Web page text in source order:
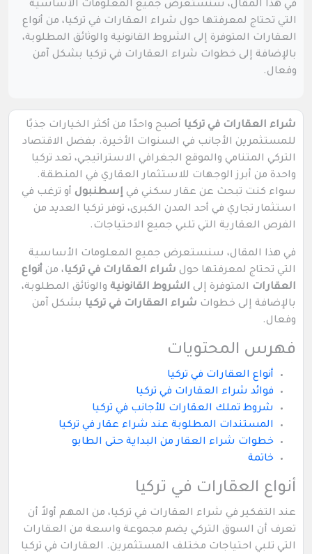
في هذا المقال، سنستعرض جميع المعلومات الأساسية
التي تحتاج لمعرفتها حول شراء العقارات في تركيا، من أنواع
العقارات المتوفرة إلى الشروط القانونية والوثائق المطلوبة،
بالإضافة إلى خطوات شراء العقارات في تركيا بشكل آمن
وفعال.
شراء العقارات في تركيا أصبح واحدًا من أكثر الخيارات جذبًا
للمستثمرين الأجانب في السنوات الأخيرة. بفضل الاقتصاد
التركي المتنامي والموقع الجغرافي الاستراتيجي، تعد تركيا
واحدة من أبرز الوجهات للاستثمار العقاري في المنطقة.
سواء كنت تبحث عن عقار سكني في إسطنبول أو ترغب في
استثمار تجاري في أحد المدن الكبرى، توفر تركيا العديد من
الفرص العقارية التي تلبي جميع الاحتياجات.
في هذا المقال، سنستعرض جميع المعلومات الأساسية
التي تحتاج لمعرفتها حول شراء العقارات في تركيا، من أنواع
العقارات المتوفرة إلى الشروط القانونية والوثائق المطلوبة،
بالإضافة إلى خطوات شراء العقارات في تركيا بشكل آمن
وفعال.
فهرس المحتويات
أنواع العقارات في تركيا
فوائد شراء العقارات في تركيا
شروط تملك العقارات للأجانب في تركيا
المستندات المطلوبة عند شراء عقار في تركيا
خطوات شراء العقار من البداية حتى الطابو
خاتمة
أنواع العقارات في تركيا
عند التفكير في شراء العقارات في تركيا، من المهم أولاً أن
تعرف أن السوق التركي يضم مجموعة واسعة من العقارات
التي تلبي احتياجات مختلف المستثمرين. العقارات في تركيا